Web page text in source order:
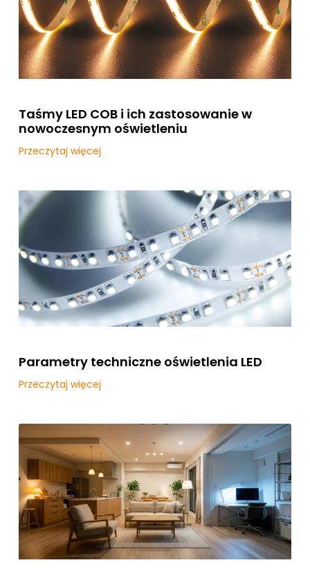
Taśmy LED COB i ich zastosowanie w
nowoczesnym oświetleniu
Przeczytaj więcej
Parametry techniczne oświetlenia LED
Przeczytaj więcej